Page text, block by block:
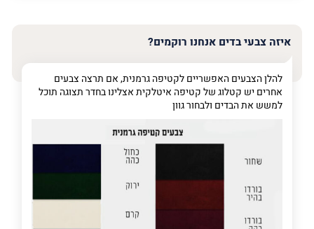
שלך
טלפון (חובה)
פרט על מה מדובר
איזה צבעי בדים אנחנו רוקמים?
להלן הצבעים האפשריים לקטיפה גרמנית, אם תרצה צבעים
אחרים יש קטלוג של קטיפה איטלקית אצלינו בחדר תצוגה תוכל
למשש את הבדים ולבחור גוון